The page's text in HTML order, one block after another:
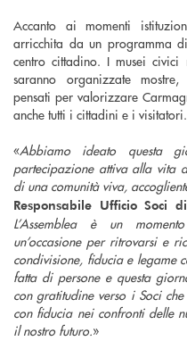
Accanto ai momenti
arricchita da un programma
centro cittadino. I musei civici
saranno organizzate
pensati per valorizzare
anche tutti i cittadini e i visitatori.
«Abbiamo ideato questa
partecipazione attiva alla vita
di una comunità viva,
Responsabile Ufficio Soci
L’Assemblea è un
un’occasione per ritrovarsi e
condivisione, fiducia e legame
fatta di persone e questa
con gratitudine verso i Soci
con fiducia nei confronti delle
il nostro futuro.»